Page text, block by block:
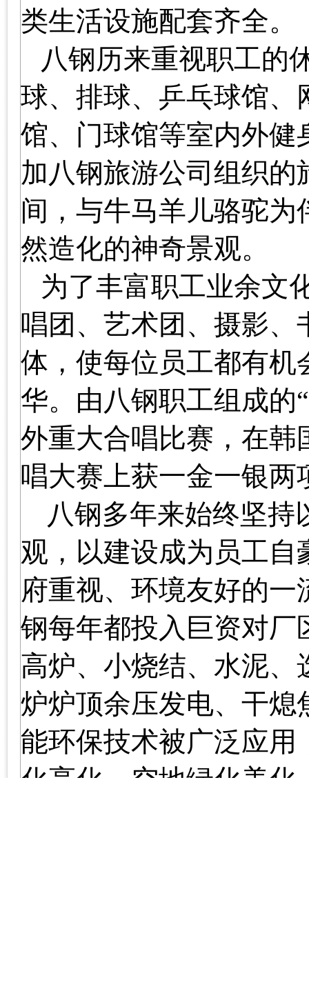
类生活设施配套齐全。
八钢历来重视职工的
球、排球、乒乓球馆
馆、门球馆等室内外
加八钢旅游公司组织
间，与牛马羊儿骆驼
然造化的神奇景观。
为了丰富职工业余文
唱团、艺术团、摄影
体，使每位员工都有
华。由八钢职工组成的
外重大合唱比赛，在
唱大赛上获一金一银两
八钢多年来始终坚持
观，以建设成为员工
府重视、环境友好的
钢每年都投入巨资对
高炉、小烧结、水泥
炉炉顶余压发电、干
能环保技术被广泛应
化亮化、空地绿化美